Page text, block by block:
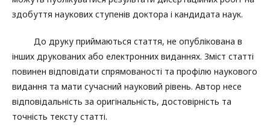
здобуття наукових ступенів доктора і кандидата наук.
До друку приймаються стаття, не опублікована в
інших друкованих або електронних виданнях. Зміст статті
повинен відповідати спрямованості та профілю наукового
видання та мати сучасний науковий рівень. Автор несе
відповідальність за оригінальність, достовірність та
точність тексту статті.